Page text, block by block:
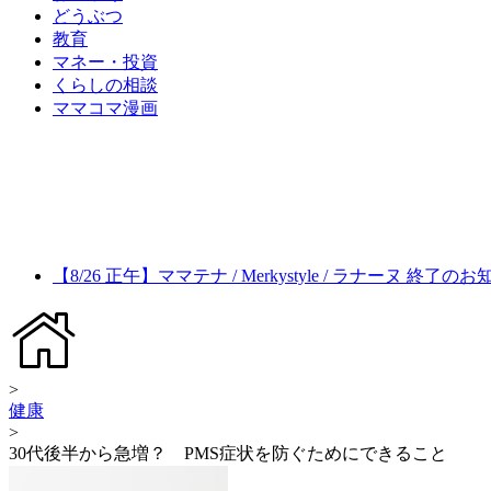
どうぶつ
教育
マネー・投資
くらしの相談
ママコマ漫画
【8/26 正午】ママテナ / Merkystyle / ラナーヌ 終了のお
>
健康
>
30代後半から急増？ PMS症状を防ぐためにできること